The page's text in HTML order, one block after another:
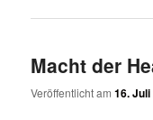
Macht der
Veröffentlicht am16.